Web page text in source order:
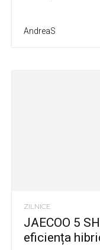
AndreaS
ZILNICE
JAECOO 5
eficiența